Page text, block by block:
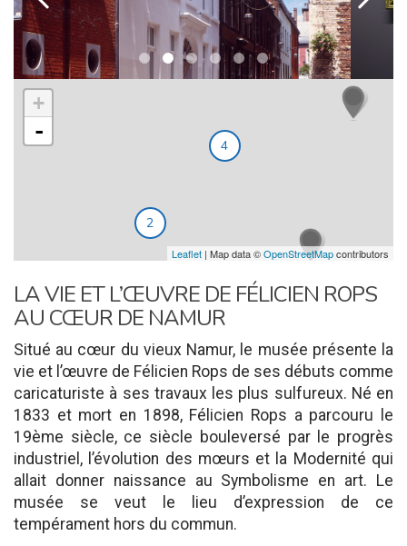
4
2
+
-
Leaflet | Map data ©OpenStreetMapcontributors
LA VIE ET L’ŒUVRE DE FÉLICIEN ROPS
AU CŒUR DE NAMUR
Situé au cœur du vieux Namur, le musée présente la
vie et l’œuvre de Félicien Rops de ses débuts comme
caricaturiste à ses travaux les plus sulfureux. Né en
1833 et mort en 1898, Félicien Rops a parcouru le
19ème siècle, ce siècle bouleversé par le progrès
industriel, l’évolution des mœurs et la Modernité qui
allait donner naissance au Symbolisme en art. Le
musée se veut le lieu d’expression de ce
tempérament hors du commun.